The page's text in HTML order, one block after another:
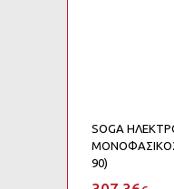
SOGA
ΜΟΝΟΦΑΣΙΚΟΣ
90)